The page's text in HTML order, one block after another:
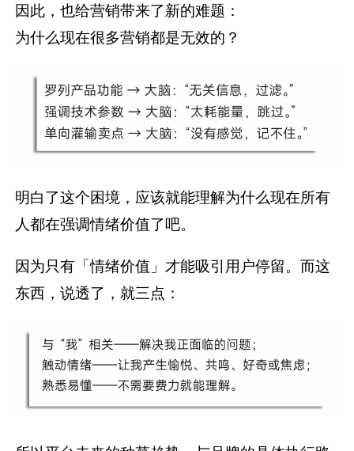
因此，也给营销带来了新的难题：
为什么现在很多营销都是无效的？
明白了这个困境，应该就能理解为什么现在所有
人都在强调情绪价值了吧。
因为只有「情绪价值」才能吸引用户停留。而这
东西，说透了，就三点：